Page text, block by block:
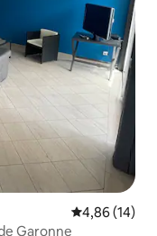
Évaluation
4,86 (14)
Garonne